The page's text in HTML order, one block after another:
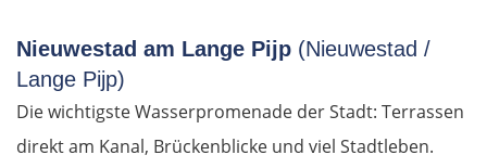
Nieuwestad am Lange Pijp (Nieuwestad /
Lange Pijp)
Die wichtigste Wasserpromenade der Stadt: Terrassen
direkt am Kanal, Brückenblicke und viel Stadtleben.
Bulgarien Ost
Ruse
Rasgrad